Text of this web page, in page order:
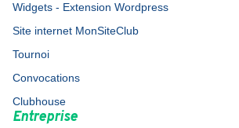
Widgets - Extension Wordpress
Site internet MonSiteClub
Tournoi
Convocations
Clubhouse
Entreprise